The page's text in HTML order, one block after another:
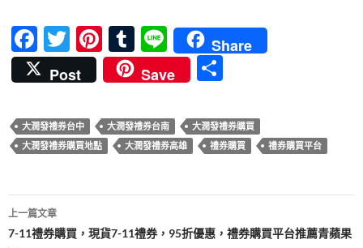
F
ac
e
b
o
k
T
w
itt
er
Pi
nt
er
es
t
T
u
m
bl
r
Li
n
e
Share
Post
Save
大潤發禮券台中 大潤發禮券台南
大潤發禮券購買
大潤發禮券購買地點
大潤發禮券高雄 禮券購買 禮券購買平台
文
章
上一篇文章
7-11禮券購買，現貨7-11禮券，95折優惠，禮券購買平台推薦青蘋果